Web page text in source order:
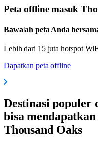
Peta offline masuk
Bawalah peta Anda
Lebih dari 15 juta hotspot
Dapatkan peta offline
Destinasi populer
bisa
Thousand Oaks